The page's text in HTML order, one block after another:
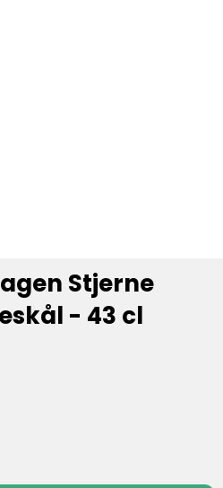
Stjerne
- 43 cl